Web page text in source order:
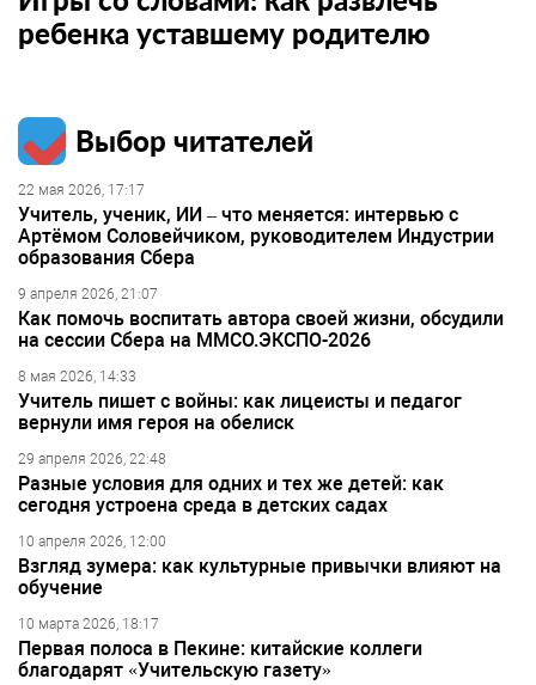
ребенка уставшему родителю
Выбор читателей
22 мая 2026, 17:17
Учитель, ученик, ИИ – что меняется: интервью с
Артёмом Соловейчиком, руководителем Индустрии
образования Сбера
9 апреля 2026, 21:07
Как помочь воспитать автора своей жизни, обсудили
на сессии Сбера на ММСО.ЭКСПО-2026
8 мая 2026, 14:33
Учитель пишет с войны: как лицеисты и педагог
вернули имя героя на обелиск
29 апреля 2026, 22:48
Разные условия для одних и тех же детей: как
сегодня устроена среда в детских садах
10 апреля 2026, 12:00
Взгляд зумера: как культурные привычки влияют на
обучение
10 марта 2026, 18:17
Первая полоса в Пекине: китайские коллеги
благодарят «Учительскую газету»